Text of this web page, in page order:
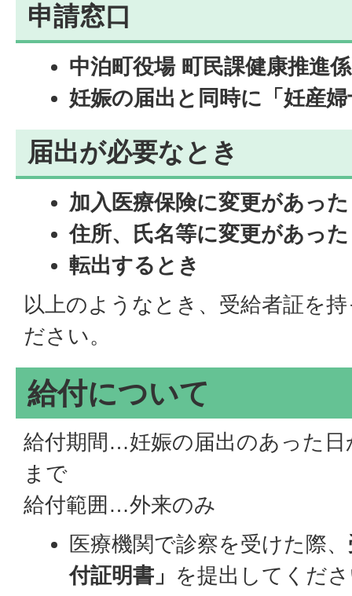
申請窓口
中泊町役場 町民課健康推進
妊娠の届出と同時に「妊産
届出が必要なとき
加入医療保険に変更があっ
住所、氏名等に変更があっ
転出するとき
以上のようなとき、受給者証を
ださい。
給付について
給付期間…妊娠の届出のあった日
まで
給付範囲…外来のみ
医療機関で診察を受けた際、
付証明書」 を提出してくだ